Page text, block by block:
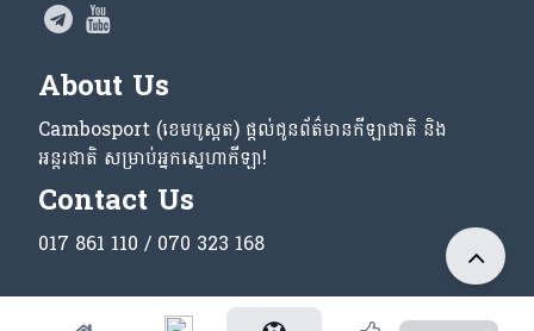
About Us
Cambosport (ខេមបូស្ពត) ផ្តល់ជូនព័ត៌មានកីឡាជាតិ និង
អន្តរជាតិ សម្រាប់អ្នកស្នេហាកីឡា!
Contact Us
017 861 110 / 070 323 168